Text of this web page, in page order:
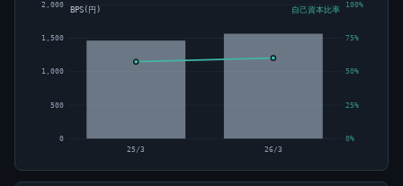
0
500
1,000
1,500
2,000
0%
25%
50%
75%
100%
25/3 26/3
BPS(円) 自己資本比率